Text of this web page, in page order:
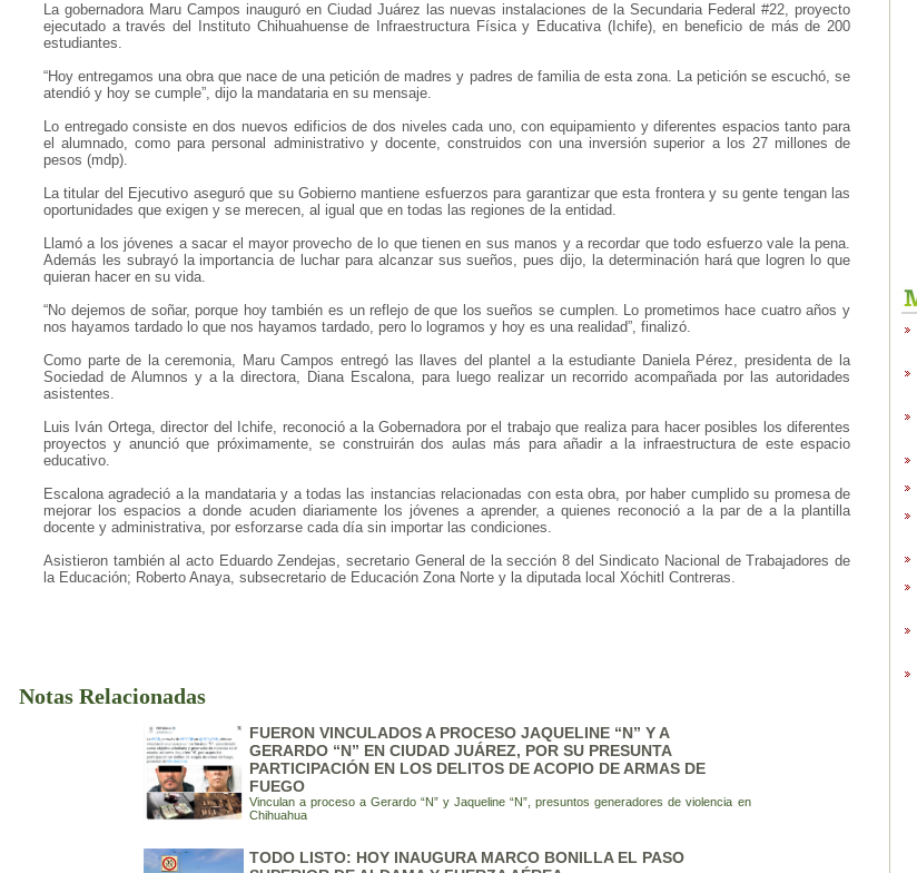
La gobernadora Maru Campos inauguró en Ciudad Juárez las nuevas instalaciones de la Secundaria Federal #22, proyecto
ejecutado a través del Instituto Chihuahuense de Infraestructura Física y Educativa (Ichife), en beneficio de más de 200
estudiantes.
“Hoy entregamos una obra que nace de una petición de madres y padres de familia de esta zona. La petición se escuchó, se
atendió y hoy se cumple”, dijo la mandataria en su mensaje.
Lo entregado consiste en dos nuevos edificios de dos niveles cada uno, con equipamiento y diferentes espacios tanto para
el alumnado, como para personal administrativo y docente, construidos con una inversión superior a los 27 millones de
pesos (mdp).
La titular del Ejecutivo aseguró que su Gobierno mantiene esfuerzos para garantizar que esta frontera y su gente tengan las
oportunidades que exigen y se merecen, al igual que en todas las regiones de la entidad.
Llamó a los jóvenes a sacar el mayor provecho de lo que tienen en sus manos y a recordar que todo esfuerzo vale la pena.
Además les subrayó la importancia de luchar para alcanzar sus sueños, pues dijo, la determinación hará que logren lo que
quieran hacer en su vida.
“No dejemos de soñar, porque hoy también es un reflejo de que los sueños se cumplen. Lo prometimos hace cuatro años y
nos hayamos tardado lo que nos hayamos tardado, pero lo logramos y hoy es una realidad”, finalizó.
Como parte de la ceremonia, Maru Campos entregó las llaves del plantel a la estudiante Daniela Pérez, presidenta de la
Sociedad de Alumnos y a la directora, Diana Escalona, para luego realizar un recorrido acompañada por las autoridades
asistentes.
Luis Iván Ortega, director del Ichife, reconoció a la Gobernadora por el trabajo que realiza para hacer posibles los diferentes
proyectos y anunció que próximamente, se construirán dos aulas más para añadir a la infraestructura de este espacio
educativo.
Escalona agradeció a la mandataria y a todas las instancias relacionadas con esta obra, por haber cumplido su promesa de
mejorar los espacios a donde acuden diariamente los jóvenes a aprender, a quienes reconoció a la par de a la plantilla
docente y administrativa, por esforzarse cada día sin importar las condiciones.
Asistieron también al acto Eduardo Zendejas, secretario General de la sección 8 del Sindicato Nacional de Trabajadores de
la Educación; Roberto Anaya, subsecretario de Educación Zona Norte y la diputada local Xóchitl Contreras.
Notas Relacionadas
FUERON VINCULADOS A PROCESO JAQUELINE “N” Y A
GERARDO “N” EN CIUDAD JUÁREZ, POR SU PRESUNTA
PARTICIPACIÓN EN LOS DELITOS DE ACOPIO DE ARMAS DE
FUEGO
Vinculan a proceso a Gerardo “N” y Jaqueline “N”, presuntos generadores de violencia en
Chihuahua
TODO LISTO: HOY INAUGURA MARCO BONILLA EL PASO